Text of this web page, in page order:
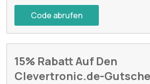
Code abrufen
15% Rabatt Auf Den
Clevertronic.de-